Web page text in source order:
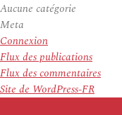
Aucune catégorie
Meta
Connexion
Flux des publications
Flux des commentaires
Site de WordPress-FR